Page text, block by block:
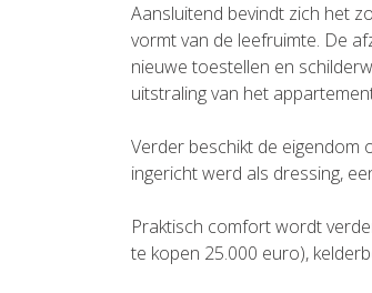
Aansluitend bevindt zich het
vormt van de leefruimte. De
nieuwe toestellen en
uitstraling van het
Verder beschikt de eigendom
ingericht werd als dressing,
Praktisch comfort wordt
te kopen 25.000 euro),